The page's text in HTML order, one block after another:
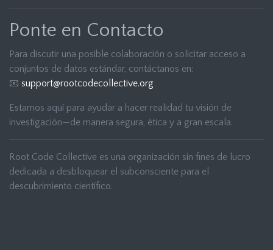
Ponte en Contacto
Para discutir una posible colaboración o solicitar acceso a
conjuntos de datos estándar, contáctanos en:
📧 support@rootcodecollective.org
Estamos aquí para ayudar a hacer realidad tu visión de
investigación—de manera segura, ética y a gran escala.
Root Code Collective es una organización sin fines de lucro
dedicada a desbloquear el subconsciente para el
descubrimiento científico.